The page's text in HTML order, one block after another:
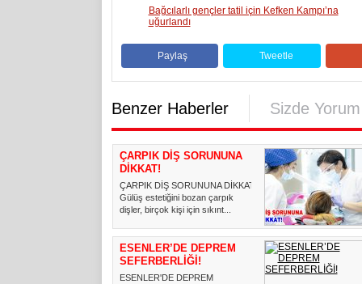
Bağcılarlı gençler tatil için Kefken Kampı’na
uğurlandı
Paylaş Tweetle
Benzer Haberler Sizde Yorum
ÇARPIK DİŞ SORUNUNA
DİKKAT!
ÇARPIK DİŞ SORUNUNA DİKKAT!
Gülüş estetiğini bozan çarpık
dişler, birçok kişi için sıkınt...
ESENLER’DE DEPREM
SEFERBERLİĞİ!
ESENLER'DE DEPREM